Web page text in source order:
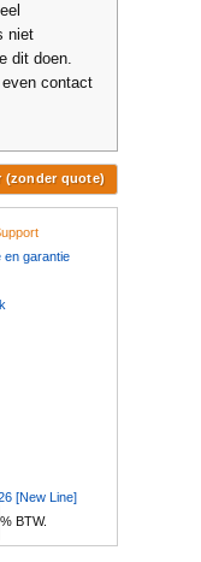
niet
dit doen.
even contact
(zonder quote)
en garantie
[New Line]
BTW.